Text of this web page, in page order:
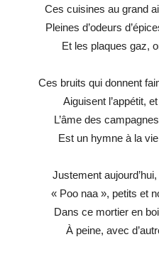
Ces cuisines au grand
Pleines d’odeurs
Et les plaques gaz,
Ces bruits qui donnent
Aiguisent l’appétit,
L’âme des
Est un hymne à la
Justement
« Poo naa », petits et
Dans ce mortier en
À peine, avec